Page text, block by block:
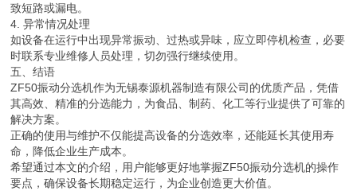
致短路或漏电。
4. 异常情况处理
如设备在运行中出现异常振动、过热或异味，应立即停机检查，必要
时联系专业维修人员处理，切勿强行继续使用。
五、结语
ZF50振动分选机作为无锡泰源机器制造有限公司的优质产品，凭借
其高效、精准的分选能力，为食品、制药、化工等行业提供了可靠的
解决方案。
正确的使用与维护不仅能提高设备的分选效率，还能延长其使用寿
命，降低企业生产成本。
希望通过本文的介绍，用户能够更好地掌握ZF50振动分选机的操作
要点，确保设备长期稳定运行，为企业创造更大价值。